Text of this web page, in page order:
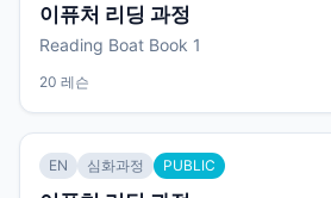
이퓨처 리딩 과정
Reading Boat Book 1
20 레슨
EN 심화과정 PUBLIC